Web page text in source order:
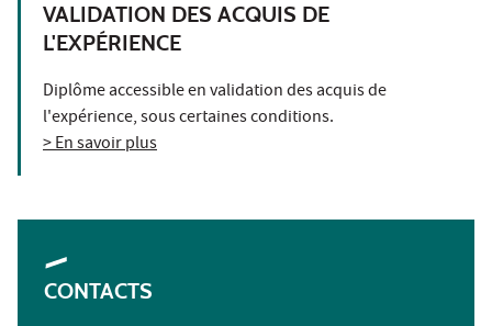
VALIDATION DES ACQUIS DE
L'EXPÉRIENCE
Diplôme accessible en validation des acquis de
l'expérience, sous certaines conditions.
> En savoir plus
CONTACTS